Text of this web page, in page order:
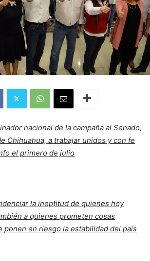
nacional de la campaña al Senado,
Chihuahua, a trabajar unidos y con fe
el primero de julio
la ineptitud de quienes hoy
a quienes prometen cosas
ponen en riesgo la estabilidad del país